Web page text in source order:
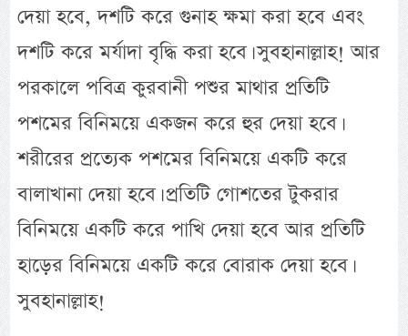
দেয়া হবে, দশটি করে গুনাহ ক্ষমা করা হবে এবং
দশটি করে মর্যাদা বৃদ্ধি করা হবে। সুবহানাল্লাহ! আর
পরকালে পবিত্র কুরবানী পশুর মাথার প্রতিটি
পশমের বিনিময়ে একজন করে হুর দেয়া হবে।
শরীরের প্রত্যেক পশমের বিনিময়ে একটি করে
বালাখানা দেয়া হবে। প্রতিটি গোশতের টুকরার
বিনিময়ে একটি করে পাখি দেয়া হবে আর প্রতিটি
হাড়ের বিনিময়ে একটি করে বোরাক দেয়া হবে।
সুবহানাল্লাহ!